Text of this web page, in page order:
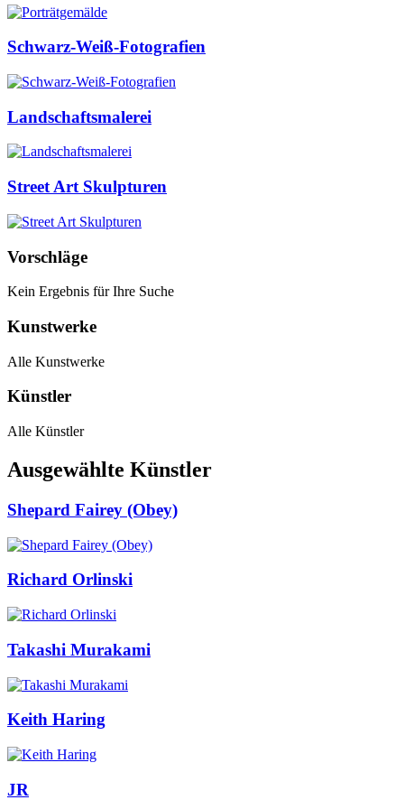
Schwarz-Weiß-Fotografien
Landschaftsmalerei
Street Art Skulpturen
Vorschläge
Kein Ergebnis für Ihre Suche
Kunstwerke
Alle Kunstwerke
Künstler
Alle Künstler
Ausgewählte Künstler
Shepard Fairey (Obey)
Richard Orlinski
Takashi Murakami
Keith Haring
JR